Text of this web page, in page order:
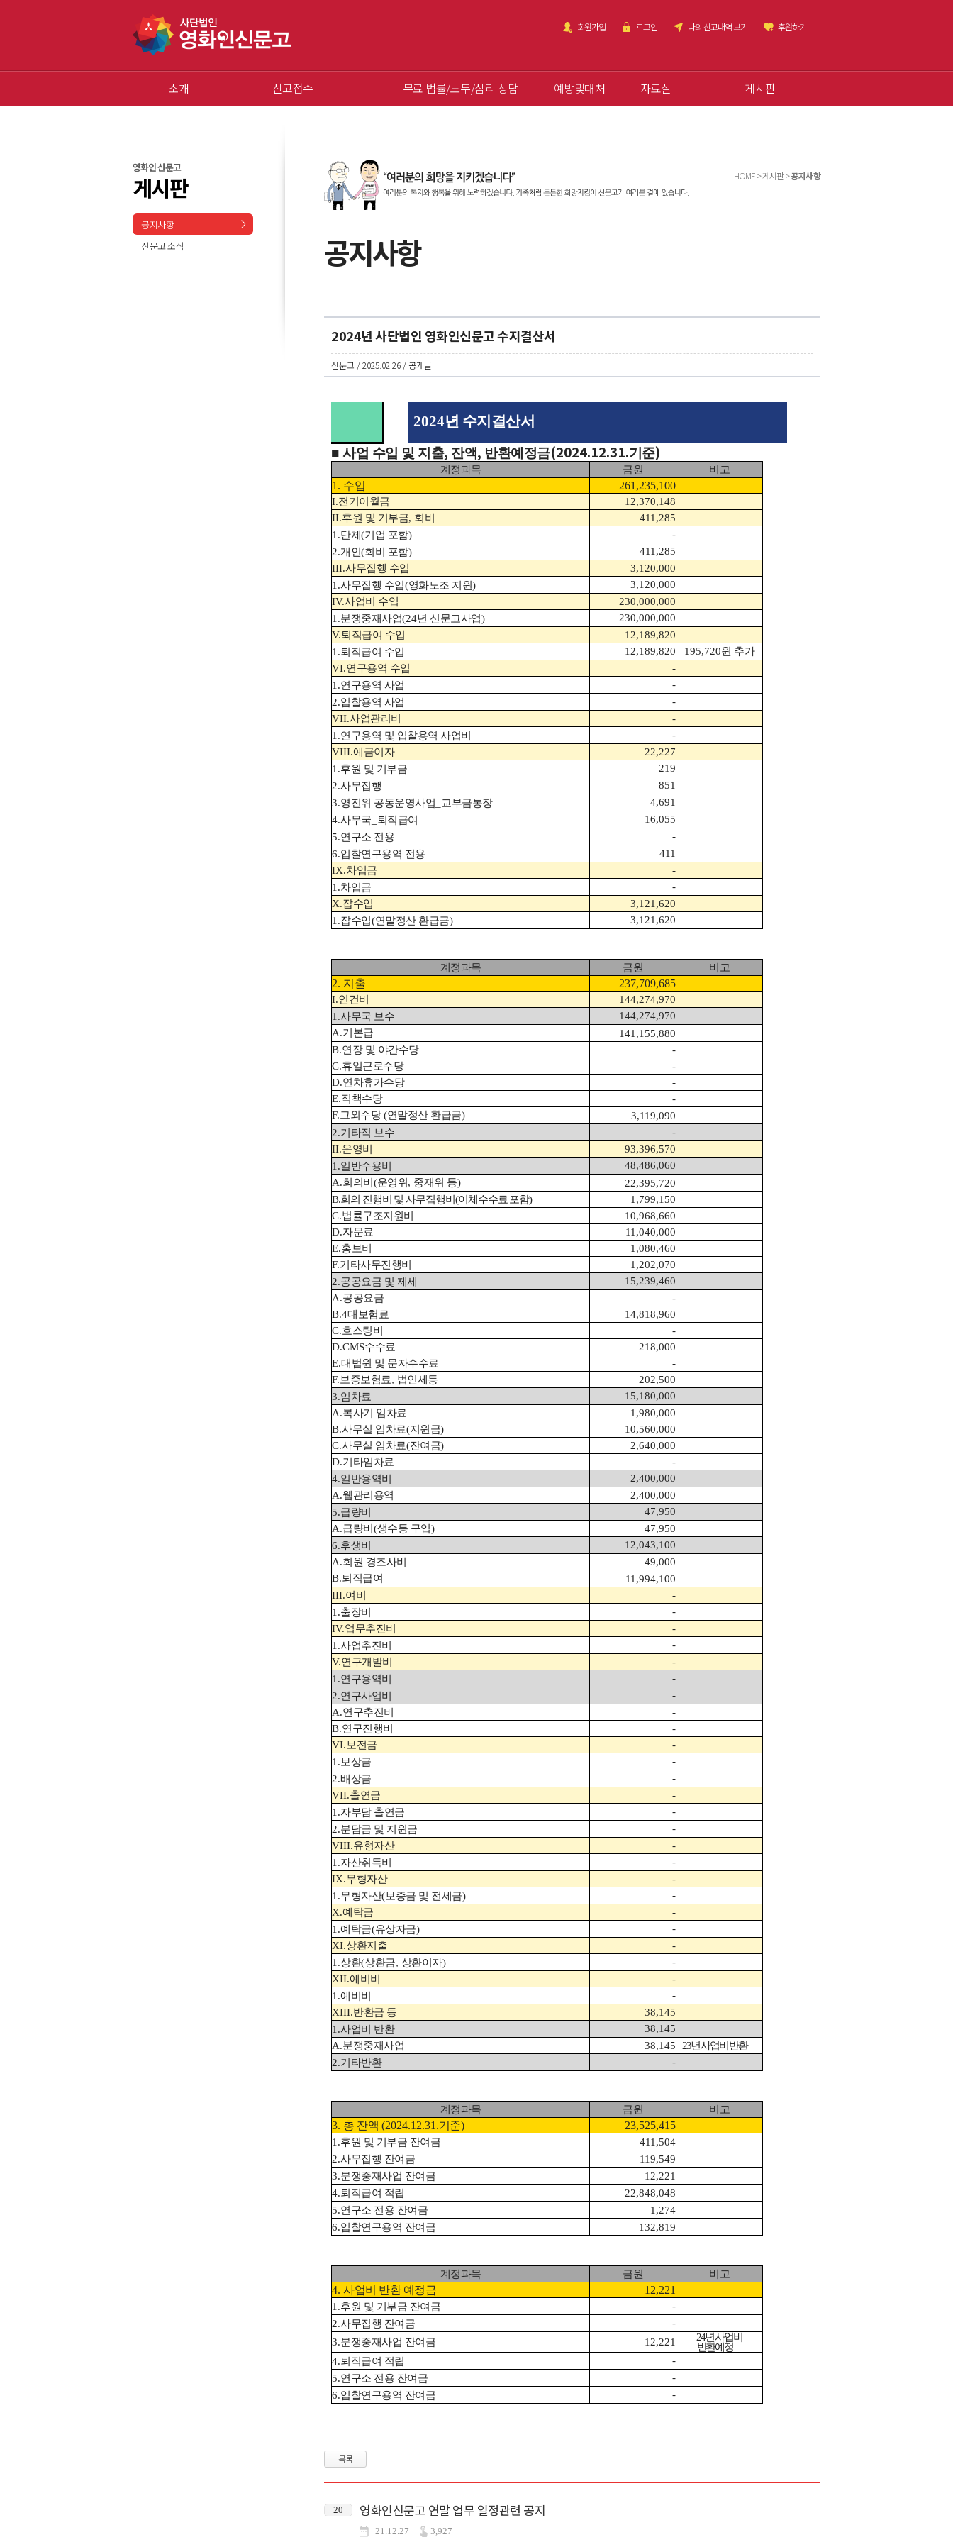
회원가입 로그인 나의 신고내역 보기 후원하기
소개 신고접수 무료 법률/노무/심리 상담 예방및대처 자료실 게시판
영화인 신문고
게시판
공지사항
신문고 소식
HOME > 게시판 >공지사항
공지사항
2024년 사단법인 영화인신문고 수지결산서
신문고 / 2025.02.26 / 공개글
2024년 수지결산서
■ 사업 수입 및 지출, 잔액, 반환예정금(2024.12.31.기준)
계정과목 금원 비고
1. 수입 261,235,100
I.전기이월금
12,370,148
II.후원 및 기부금, 회비
411,285
1.단체 (기업 포함)
-
2.개인 (회비 포함)
411,285
III.사무집행 수입
3,120,000
1.사무집행 수입(영화노조 지원)
3,120,000
IV.사업비 수입
230,000,000
1.분쟁중재사업(24년 신문고사업)
230,000,000
V.퇴직급여 수입
12,189,820
1.퇴직급여 수입 12,189,820 195,720원 추가
VI.연구용역 수입
-
1.연구용역 사업
-
2.입찰용역 사업
-
VII.사업관리비
-
1.연구용역 및 입찰용역 사업비
-
VIII.예금이자
22,227
1.후원 및 기부금
219
2.사무집행
851
3.영진위 공동운영사업 교부금통장
4,691
4.사무국 퇴직급여
16,055
5.연구소 전용
-
6.입찰연구용역 전용
411
IX.차입금
-
1.차입금
-
X.잡수입
3,121,620
1.잡수입(연말정산 환급금) 3,121,620
계정과목 금원 비고
2. 지출 237,709,685
I.인건비
144,274,970
1.사무국 보수
144,274,970
A.기본급
141,155,880
B.연장 및 야간수당
-
C.휴일근로수당
-
D.연차휴가수당
-
E.직책수당
-
F.그외수당(연말정산 환급금)
3,119,090
2.기타직 보수
-
II.운영비
93,396,570
1.일반수용비
48,486,060
A.회의비 (운영위 , 중재위 등)
22,395,720
B.회의 진행비 및 사무집행비 (이체수수료 포함)
1,799,150
C.법률구조지원비
10,968,660
D.자문료
11,040,000
E.홍보비
1,080,460
F.기타사무진행비
1,202,070
2.공공요금 및 제세
15,239,460
A.공공요금
-
B.4대보험료
14,818,960
C.호스팅비
-
D.CMS수수료
218,000
E.대법원 및 문자수수료
-
F.보증보험료, 법인세등
202,500
3.임차료
15,180,000
A.복사기 임차료
1,980,000
B.사무실 임차료(지원금)
10,560,000
C.사무실 임차료(잔여금)
2,640,000
D.기타임차료
-
4.일반용역비
2,400,000
A.웹관리용역
2,400,000
5.급량비
47,950
A.급량비 (생수등 구입)
47,950
6.후생비
12,043,100
A.회원 경조사비
49,000
B.퇴직급여
11,994,100
III.여비
-
1.출장비
-
IV.업무추진비
-
1.사업추진비
-
V.연구개발비
-
1.연구용역비
-
2.연구사업비
-
A.연구추진비
-
B.연구진행비
-
VI.보전금
-
1.보상금
-
2.배상금
-
VII.출연금
-
1.자부담 출연금
-
2.분담금 및 지원금
-
VIII.유형자산
-
1.자산취득비
-
IX.무형자산
-
1.무형자산(보증금 및 전세금)
-
X.예탁금
-
1.예탁금(유상자금)
-
XI.상환지출
-
1.상환(상환금, 상환이자)
-
XII.예비비
-
1.예비비
-
XIII.반환금 등
38,145
1.사업비 반환
38,145
A.분쟁중재사업 38,145 23년 사업비 반환
2.기타반환 -
계정과목 금원 비고
3. 총 잔액 (2024.12.31.기준) 23,525,415
1.후원 및 기부금 잔여금
411,504
2.사무집행 잔여금
119,549
3.분쟁중재사업 잔여금
12,221
4.퇴직급여 적립
22,848,048
5.연구소 전용 잔여금
1,274
6.입찰연구용역 잔여금 132,819
계정과목 금원 비고
4. 사업비 반환 예정금 12,221
1.후원 및 기부금 잔여금
-
2.사무집행 잔여금
-
3.분쟁중재사업 잔여금 12,221 24년 사업비
반환예정
4.퇴직급여 적립
-
5.연구소 전용 잔여금
-
6.입찰연구용역 잔여금 -
목록
20 영화인신문고 연말 업무 일정관련 공지
21.12.27 3,927